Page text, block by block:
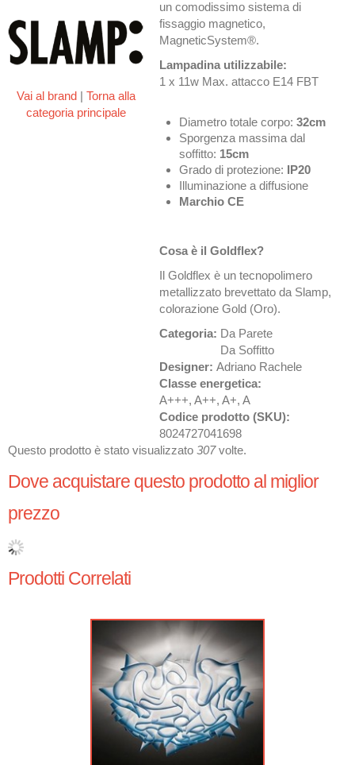
Vai al brand| Torna alla
categoria principale
un comodissimo sistema di
fissaggio magnetico,
MagneticSystem®.
Lampadina utilizzabile:
1 x 11w Max. attacco E14 FBT
Diametro totale corpo:32cm
Sporgenza massima dal
soffitto: 15cm
Grado di protezione: IP20
Illuminazione a diffusione
Marchio CE
Cosa è il Goldflex?
Il Goldflex è un tecnopolimero
metallizzato brevettato da Slamp,
colorazione Gold (Oro).
Categoria: Da Parete
Da Soffitto
Designer:Adriano Rachele
Classe energetica:
A+++, A++, A+, A
Codice prodotto (SKU):
8024727041698
Questo prodotto è stato visualizzato 307volte.
Dove acquistare questo prodotto al miglior
prezzo
Prodotti Correlati